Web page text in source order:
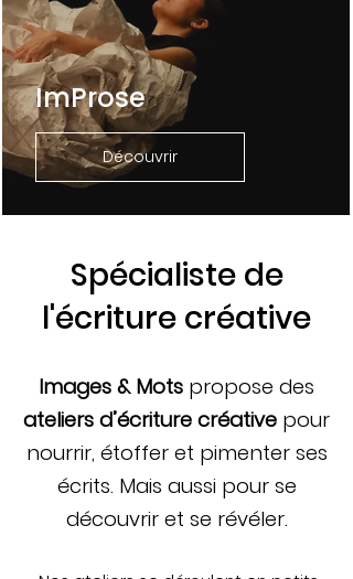
ImProse
Découvrir
Spécialiste de
l'écriture créative
Images & Mots propose des
ateliers d’écriture créative pour
nourrir, étoffer et pimenter ses
écrits. Mais aussi pour se
découvrir et se révéler.